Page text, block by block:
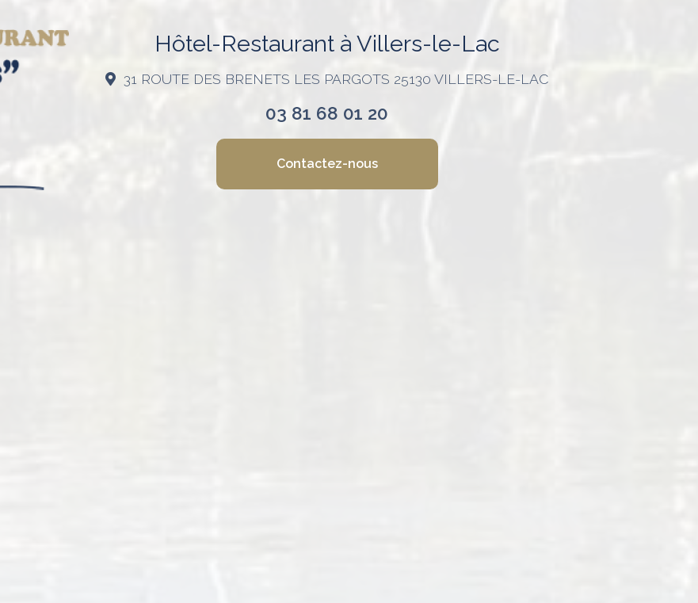
Hôtel-Restaurant à Villers-le-Lac
31 ROUTE DES BRENETS LES PARGOTS 25130 VILLERS-LE-LAC
03 81 68 01 20
Contactez-nous